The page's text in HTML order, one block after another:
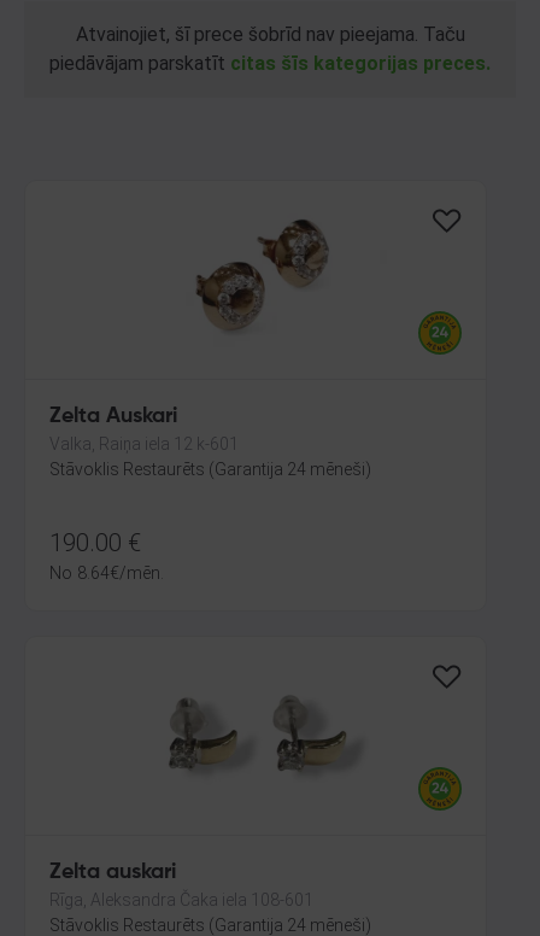
Atvainojiet, šī prece šobrīd nav pieejama. Taču
piedāvājam parskatīt citas šīs kategorijas preces.
Zelta Auskari
Valka, Raiņa iela 12 k-601
Stāvoklis Restaurēts (Garantija 24 mēneši)
190.00 €
No 8.64€/mēn.
Zelta auskari
Rīga, Aleksandra Čaka iela 108-601
Stāvoklis Restaurēts (Garantija 24 mēneši)